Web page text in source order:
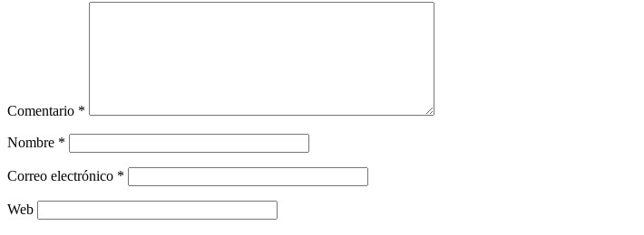
Comentario *
Nombre *
Correo electrónico *
Web